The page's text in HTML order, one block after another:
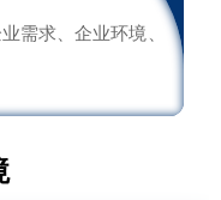
需求、企业环境、